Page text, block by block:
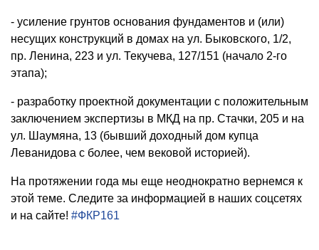
- усиление грунтов основания фундаментов и (или)
несущих конструкций в домах на ул. Быковского, 1/2,
пр. Ленина, 223 и ул. Текучева, 127/151 (начало 2-го
этапа);
- разработку проектной документации с положительным
заключением экспертизы в МКД на пр. Стачки, 205 и на
ул. Шаумяна, 13 (бывший доходный дом купца
Леванидова с более, чем вековой историей).
На протяжении года мы еще неоднократно вернемся к
этой теме. Следите за информацией в наших соцсетях
и на сайте! #ФКР161